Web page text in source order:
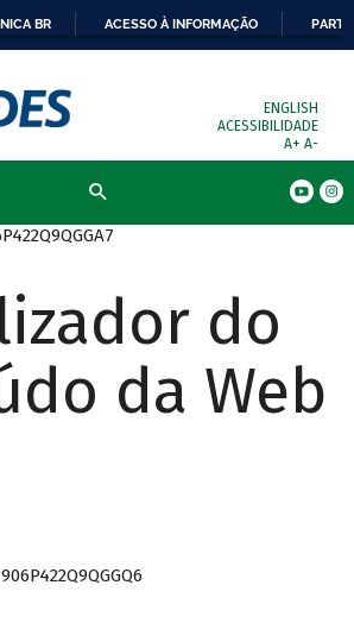
BR ACESSO À INFORMAÇÃO
ENGLISH
ACESSIBILIDADE
A+ A-
do
da Web